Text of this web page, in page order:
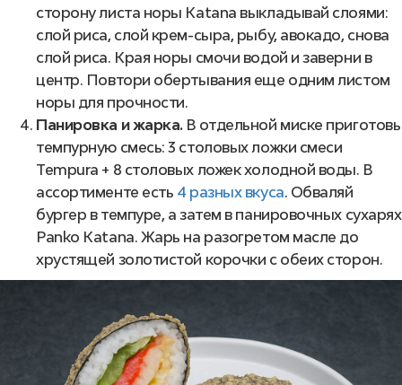
сторону листа норы Katana выкладывай слоями:
слой риса, слой крем-сыра, рыбу, авокадо, снова
слой риса. Края норы смочи водой и заверни в
центр. Повтори обертывания еще одним листом
норы для прочности.
Панировка и жарка.В отдельной миске приготовь
темпурную смесь: 3 столовых ложки смеси
Tempura + 8 столовых ложек холодной воды. В
ассортименте есть 4 разных вкуса. Обваляй
бургер в темпуре, а затем в панировочных сухарях
Panko Katana. Жарь на разогретом масле до
хрустящей золотистой корочки с обеих сторон.